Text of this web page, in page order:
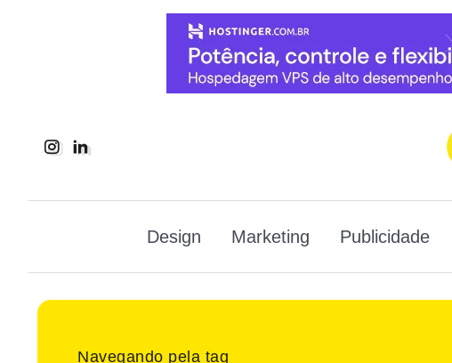
Design Marketing Publicidade
Navegando pela tag